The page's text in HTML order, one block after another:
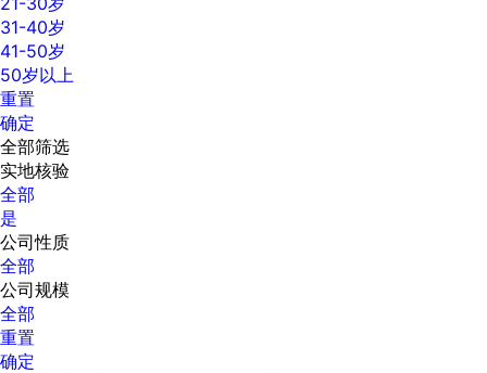
31-40岁
41-50岁
50岁以上
重置
确定
全部筛选
实地核验
全部
是
公司性质
全部
公司规模
全部
重置
确定